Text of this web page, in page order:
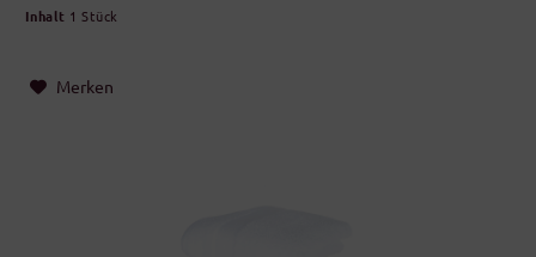
Inhalt 1 Stück
Merken